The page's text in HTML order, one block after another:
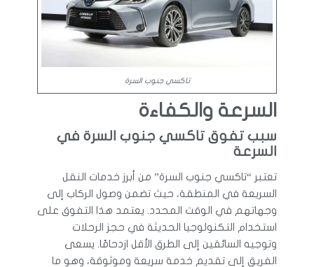
تاكسي جنوب السرة
السرعة والكفاءة
سبب تفوق تاكسي جنوب السرة في
السرعة
تعتبر “تاكسي جنوب السرة” من أبرز خدمات النقل
السريعة في المنطقة، حيث تضمن وصول الركاب إلى
وجهاتهم في الوقت المحدد. يعتمد هذا التفوق على
استخدام التكنولوجيا الحديثة في حجز الرحلات
وتوجيه السائقين إلى الطرق الأقل ازدحامًا. يسعى
الفريق إلى تقديم خدمة سريعة وموثوقة، وهو ما